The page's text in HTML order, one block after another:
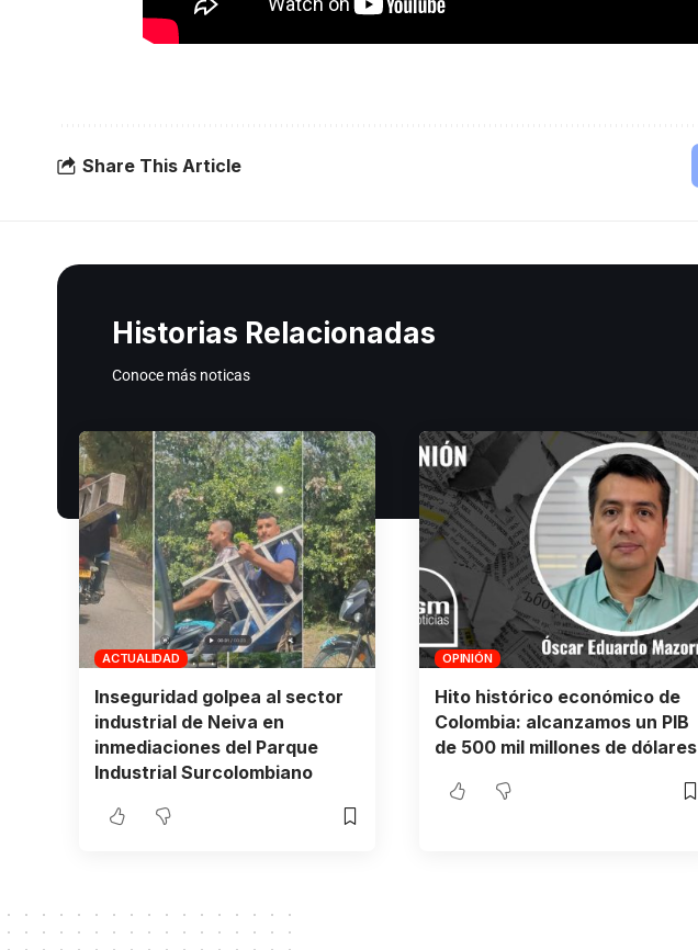
Share This Article
Historias Relacionadas
Conoce más noticas
ACTUALIDAD
Inseguridad golpea al sector
industrial de Neiva en
inmediaciones del Parque
Industrial Surcolombiano
OPINIÓN
Hito histórico económico de
Colombia: alcanzamos un PIB
de 500 mil millones de dólares